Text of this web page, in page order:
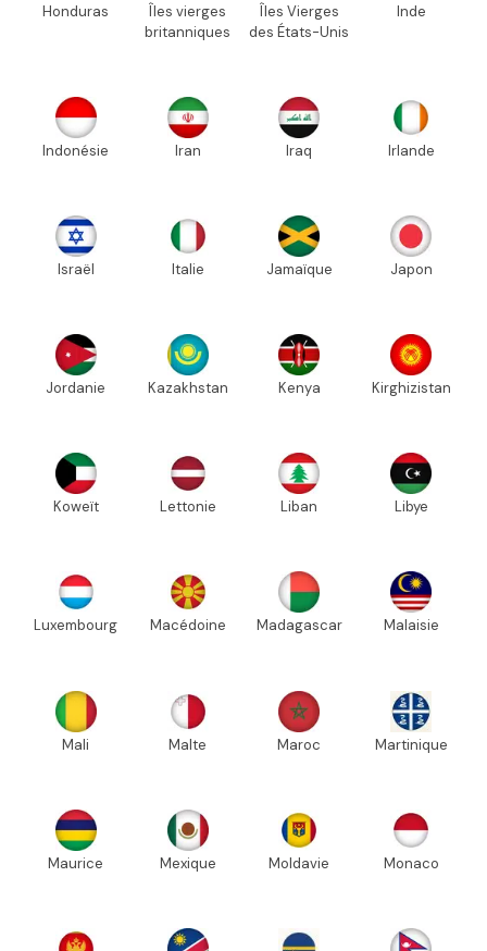
Honduras
Îles vierges
britanniques
Îles Vierges
des États-Unis
Inde
Indonésie Iran Iraq Irlande
Israël Italie Jamaïque Japon
Jordanie Kazakhstan Kenya Kirghizistan
Koweït Lettonie Liban Libye
Luxembourg Macédoine Madagascar Malaisie
Mali Malte Maroc Martinique
Maurice Mexique Moldavie Monaco